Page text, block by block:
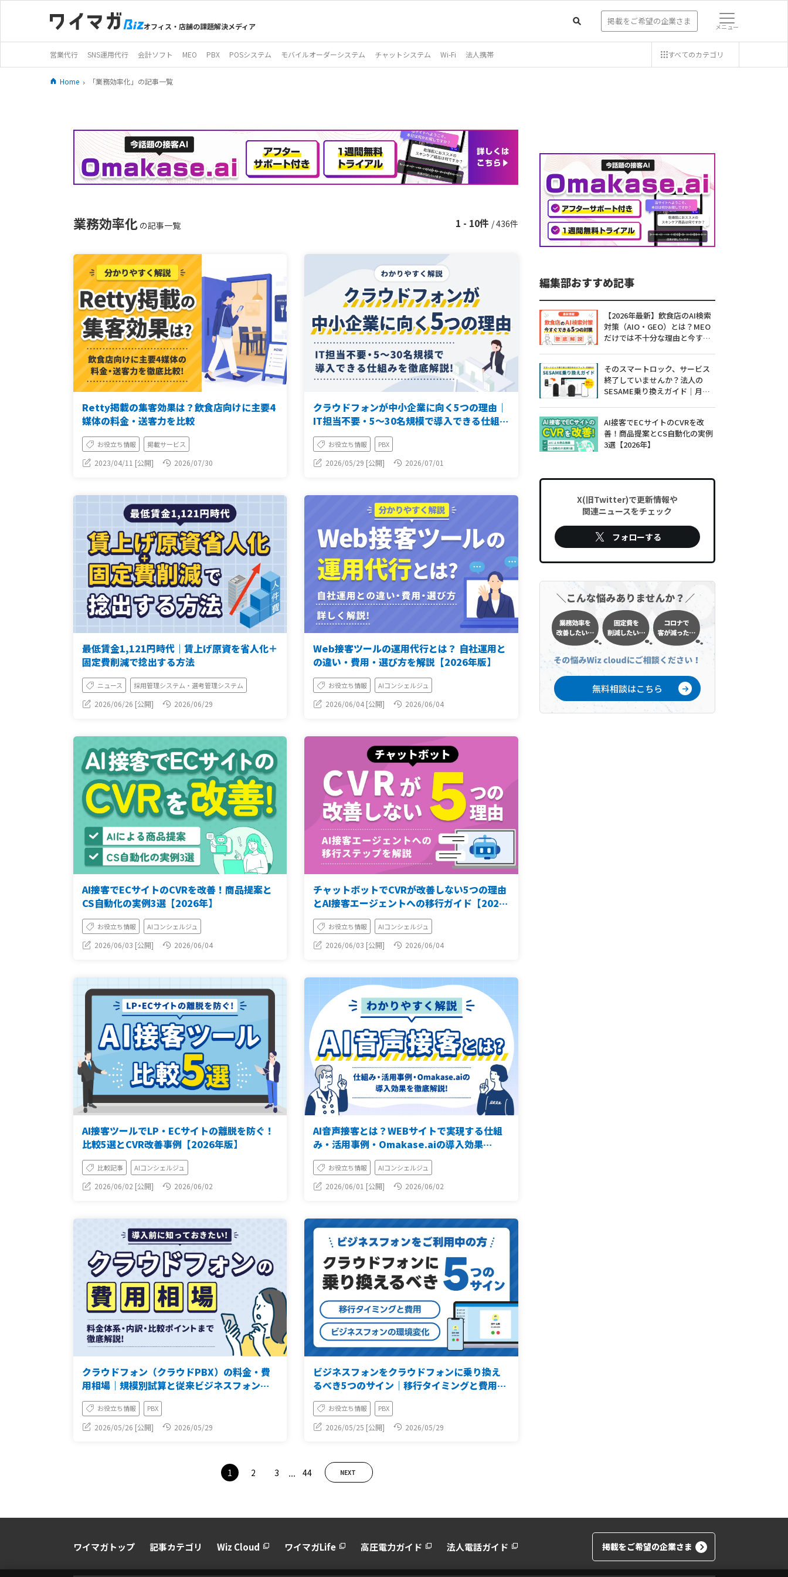
オフィス・店舗の課題解決メディア 掲載をご希望の企業さま メニュー
営業代行 SNS運用代行 会計ソフト MEO PBX POSシステム モバイルオーダーシステム チャットシステム Wi-Fi 法人携帯 すべてのカテゴリ
Home 「業務効率化」の記事一覧
業務効率化 の記事一覧 1 - 10件 / 436件
Retty掲載の集客効果は？飲食店向けに主要4
媒体の料金・送客力を比較
お役立ち情報 掲載サービス
2023/04/11 [公開] 2026/07/30
クラウドフォンが中小企業に向く5つの理由｜
IT担当不要・5〜30名規模で導入できる仕組み
を解説
お役立ち情報 PBX
2026/05/29 [公開] 2026/07/01
最低賃金1,121円時代｜賃上げ原資を省人化＋
固定費削減で捻出する方法
ニュース 採用管理システム・選考管理システム
2026/06/26 [公開] 2026/06/29
Web接客ツールの運用代行とは？ 自社運用と
の違い・費用・選び方を解説【2026年版】
お役立ち情報 AIコンシェルジュ
2026/06/04 [公開] 2026/06/04
AI接客でECサイトのCVRを改善！商品提案と
CS自動化の実例3選【2026年】
お役立ち情報 AIコンシェルジュ
2026/06/03 [公開] 2026/06/04
チャットボットでCVRが改善しない5つの理由
とAI接客エージェントへの移行ガイド【2026
年版】
お役立ち情報 AIコンシェルジュ
2026/06/03 [公開] 2026/06/04
AI接客ツールでLP・ECサイトの離脱を防ぐ！
比較5選とCVR改善事例【2026年版】
比較記事 AIコンシェルジュ
2026/06/02 [公開] 2026/06/02
AI音声接客とは？WEBサイトで実現する仕組
み・活用事例・Omakase.aiの導入効果
【2026年版】
お役立ち情報 AIコンシェルジュ
2026/06/01 [公開] 2026/06/02
クラウドフォン（クラウドPBX）の料金・費
用相場｜規模別試算と従来ビジネスフォンと
の比較【2026年版】
お役立ち情報 PBX
2026/05/26 [公開] 2026/05/29
ビジネスフォンをクラウドフォンに乗り換え
るべき5つのサイン｜移行タイミングと費用を
解説【2026年版】
お役立ち情報 PBX
2026/05/25 [公開] 2026/05/29
1 2 3 ... 44 NEXT
編集部おすすめ記事
【2026年最新】飲食店のAI検索
対策（AIO・GEO）とは？MEO
だけでは不十分な理由と今すぐ
そのスマートロック、サービス
終了していませんか？法人の
SESAME乗り換えガイド｜月額0
AI接客でECサイトのCVRを改
善！商品提案とCS自動化の実例
3選【2026年】
X(旧Twitter)で更新情報や
関連ニュースをチェック
フォローする
無料相談はこちら
ワイマガトップ 記事カテゴリ Wiz Cloud ワイマガLife 高圧電力ガイド 法人電話ガイド 掲載をご希望の企業さま